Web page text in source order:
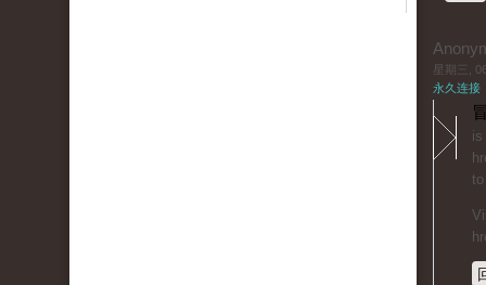
星期三,
永久连接
is